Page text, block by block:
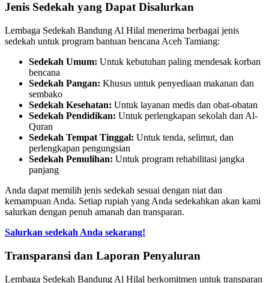
Jenis Sedekah yang Dapat Disalurkan
Lembaga Sedekah Bandung Al Hilal menerima berbagai jenis
sedekah untuk program bantuan bencana Aceh Tamiang:
Sedekah Umum: Untuk kebutuhan paling mendesak korban
bencana
Sedekah Pangan: Khusus untuk penyediaan makanan dan
sembako
Sedekah Kesehatan: Untuk layanan medis dan obat-obatan
Sedekah Pendidikan: Untuk perlengkapan sekolah dan Al-
Quran
Sedekah Tempat Tinggal: Untuk tenda, selimut, dan
perlengkapan pengungsian
Sedekah Pemulihan: Untuk program rehabilitasi jangka
panjang
Anda dapat memilih jenis sedekah sesuai dengan niat dan
kemampuan Anda. Setiap rupiah yang Anda sedekahkan akan kami
salurkan dengan penuh amanah dan transparan.
Salurkan sedekah Anda sekarang!
Transparansi dan Laporan Penyaluran
Lembaga Sedekah Bandung Al Hilal berkomitmen untuk transparan